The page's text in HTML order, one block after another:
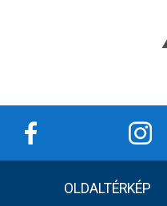
OLDALTÉRKÉP